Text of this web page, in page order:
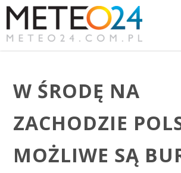
W ŚRODĘ NA
ZACHODZIE
MOŻLIWE SĄ